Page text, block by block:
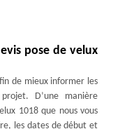
pose de velux
de mieux informer les
D’une manière
1018 que nous vous
les dates de début et